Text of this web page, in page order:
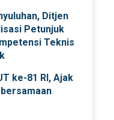
Ditjen
Petunjuk
Teknis
ke-81 RI, Ajak